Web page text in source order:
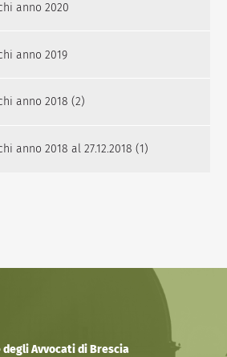
anno 2020
anno 2019
anno 2018 (2)
anno 2018 al 27.12.2018 (1)
degli Avvocati di Brescia